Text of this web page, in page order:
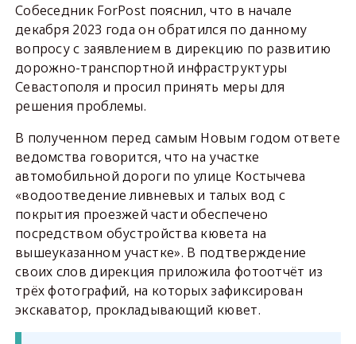
Собеседник ForPost пояснил, что в начале
декабря 2023 года он обратился по данному
вопросу с заявлением в дирекцию по развитию
дорожно-транспортной инфраструктуры
Севастополя и просил принять меры для
решения проблемы.
В полученном перед самым Новым годом ответе
ведомства говорится, что на участке
автомобильной дороги по улице Костычева
«водоотведение ливневых и талых вод с
покрытия проезжей части обеспечено
посредством обустройства кювета на
вышеуказанном участке». В подтверждение
своих слов дирекция приложила фотоотчёт из
трёх фотографий, на которых зафиксирован
экскаватор, прокладывающий кювет.